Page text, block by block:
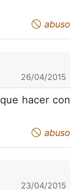
abuso
26/04/2015
hacer con
abuso
23/04/2015